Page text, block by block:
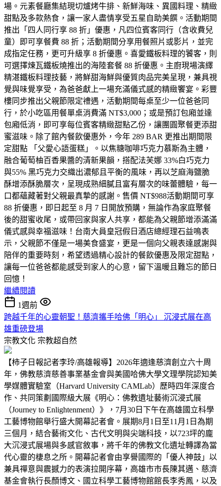
場。元素餐廳集結現切爐烤牛排、新鮮海味、異國料理、精緻
甜點及多款熱食，讓一家人盡情享受五星自助美饌。活動期間
推出「四人同行享 88 折」優惠，凡四位賓客同行（含收費兒
童）即可享餐費 88 折；活動期間分享用餐照片或影片，並完
成指定任務，更可升級享 8 折優惠。喜愛鐵板料理的饕客，則
可選擇煉瓦鐵板燒推出的海陸套餐 88 折優惠。主廚現場演繹
精湛鐵板料理技藝，將鮮甜海鮮與優質肉品完美呈現，兼具視
覺與味覺享受，為爸爸獻上一場充滿儀式感的精緻饗宴。彩豐
樓同步推出父親節限定禮遇，活動期間每桌至少一位爸爸同
行，於小吃區用餐單桌消費滿 NT$3,000；或是預訂包廂並達
包廂低消，即可享每位賓客精緻甜點乙份，讓團圓聚餐更添甜
蜜滋味。除了館內餐飲優惠外，今年 289 BAR 更推出期間限
定甜點 「父愛心語蛋糕」。以焦糖咖啡巧克力慕斯為主體，
融合葡萄柚百香果醬的清新果韻，搭配法芙娜 33%白巧克力
與55% 黑巧克力交織出濃郁且平衡的風味，再以芝麻海鹽脆
酥增添酥脆層次，呈現成熟細膩且富有層次的味蕾體驗，每一
口都蘊藏著對父親最真摯的感謝。售價 NT$988活動期間可享
88 折優惠，即日起至 8 月 7 日開放預購，無論作為家庭聚餐
後的甜蜜收尾，或帶回家與家人共享，都能為父親節增添滿滿
儀式感與幸福滋味！台南大員皇冠假日酒店總經理石益鳴表
示，父親節不僅是一場美食盛宴，更是一個向父親表達感謝與
陪伴的重要時刻，希望透過精心設計的餐飲優惠及限定甜點，
讓每一位爸爸都能感受到家人的心意，留下溫暖且難忘的節日
回憶！
繼續閱讀
1週前
跨越千年的心靈朝聖！慈濟攜手哈佛「明心」 沉浸式展在高
雄重磅登場
宗教文化 宗教超自然
【柿子日報記者李玲/高雄報導】2026年適逢慈濟創立六十周
年，佛教慈濟慈善事業基金會與美國哈佛大學文理學院認知美
學媒體實驗室（Harvard University CAMLab）歷時四年深度合
作、共同策劃國際級大展《明心：佛教遺址藝術沉浸式展
（Journey to Enlightenment）》，7月30日下午在高雄國立科學
工藝博物館舉行盛大開幕記者會。展期8月1日至11月1日為期
三個月，結合藝術文化、古代文明與尖端科技，以723坪的龐
大沉浸式展場與多感官敘事，將千年的佛教文化遺址轉譯為當
代心靈的棲息之所。開幕記者會由享譽國際的「優人神鼓」以
兼具禪意與震撼力的表演拉開序幕，高雄市市長陳其邁、慈濟
基金會執行長顏博文、國立科學工藝博物館館長李秀鳳，以及